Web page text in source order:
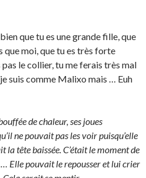
que tu es une grande fille, que
que moi, que tu es très forte
le collier, tu me ferais très mal
suis comme Malixo mais … Euh
de chaleur, ses joues
ne pouvait pas les voir puisqu’elle
la tête baissée. C’était le moment de
Elle pouvait le repousser et lui crier